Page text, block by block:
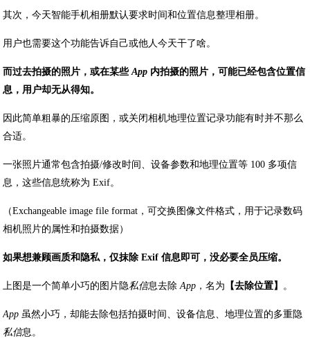
其次，今天智能手机相册默认要求时间和位置信息整理相册。
用户也需要这个功能告诉自己或他人今天干了啥。
而过去拍摄的照片，或在某些App 内拍摄的照片，可能已经包含位置信
息，用户却无从得知。
因此简单粗暴的压缩原图，或关闭相机地理位置记录功能有时并不那么
合适。
一张照片通常包含拍摄/修改时间、设备参数和地理位置等 100 多项信
息，这些信息统称为 Exif。
（Exchangeable image file format，可交换图像文件格式，用于记录数码
相机照片的属性和拍摄数据）
如果想兼顾画质和隐私，仅抹除 Exif 信息即可，没必要全员压缩。
上图是一个简单小巧的图片隐私信息去除App ，名为 【去除位置】 。
App 虽然小巧，却能去除包括拍摄时间、设备信息、地理位置的多重隐
私信息。